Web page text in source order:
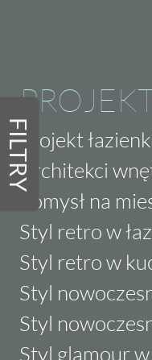
FILTRYProjekt
Architekci
Pomysł na
Styl retro w
Styl retro w
Styl
Styl
Styl glamour w